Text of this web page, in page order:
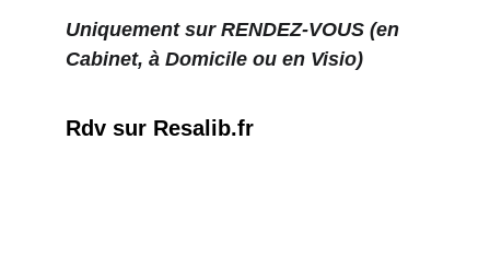
Uniquement sur RENDEZ-VOUS (en
Cabinet, à Domicile ou en Visio)
Rdv sur Resalib.fr